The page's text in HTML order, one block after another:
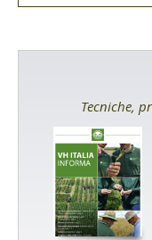
Tecniche,